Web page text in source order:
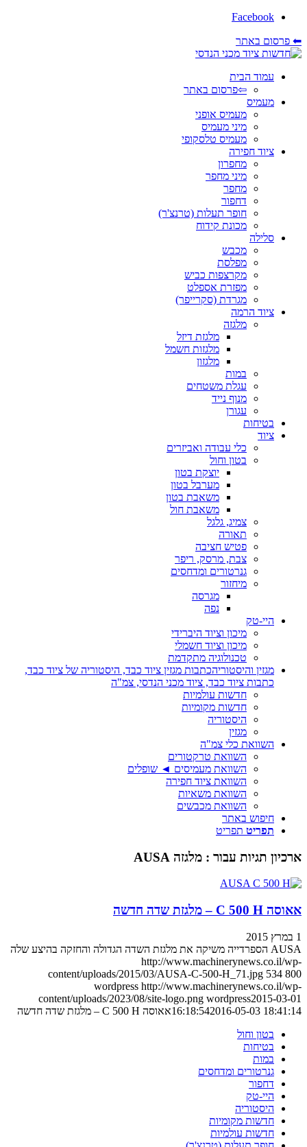
Facebook
⬅ פרסום באתר
עמוד הבית
⇦פרסום באתר
מעמיס
מעמיס אופני
מיני מעמיס
מעמיס טלסקופי
ציוד חפירה
מחפרון
מיני מחפר
מחפר
דחפור
חופר תעלות (טרנצ'ר)
מכונת קידוח
סלילה
מכבש
מפלסת
מקרצפות כביש
מפזרת אספלט
מגרדת (סקרייפר)
ציוד הרמה
מלגזה
מלגזת דיזל
מלגזות חשמל
מלגזון
במות
עגלת משטחים
מנוף נייד
עגורן
בטיחות
ציוד
כלי עבודה ואביזרים
בטון וחול
יוצקת בטון
מערבל בטון
משאבת בטון
משאבת חול
צמיג, גלגל
תאורה
פטיש חציבה
צבת, מרסק, ריפר
גנרטורים ומדחסים
מיחזור
מגרסה
נפה
היי-טק
מיכון וציוד היברידי
מיכון וציוד חשמלי
טכנולוגיה מתקדמת
מגזין והיסטוריהכתבות מגזין ציוד כבד, היסטוריה של ציוד כבד,
כתבות ציוד כבד, ציוד מכני הנדסי, צמ"ה
חדשות עולמיות
חדשות מקומיות
היסטוריה
מגזין
השוואת כלי צמ"ה
השוואת טרקטורים
השוואת מעמיסים ◄ שופלים
השוואת ציוד חפירה
השוואת משאיות
השוואת מכבשים
חיפוש באתר
תפריט תפריט
ארכיון תגיות עבור : מלגזה AUSA
אאוסה C 500 H – מלגזת שדה חדשה
1 במרץ 2015
AUSA הספרדייה משיקה את מלגזת השדה הגדולה והחזקה בהיצע שלה
http://www.machinerynews.co.il/wp-
content/uploads/2015/03/AUSA-C-500-H_71.jpg 534 800
wordpress http://www.machinerynews.co.il/wp-
content/uploads/2023/08/site-logo.png wordpress2015-03-01
16:18:542016-05-03 18:41:14
אאוסה C 500 H – מלגזת שדה חדשה
בטון וחול
בטיחות
במות
גנרטורים ומדחסים
דחפור
היי-טק
היסטוריה
חדשות מקומיות
חדשות עולמיות